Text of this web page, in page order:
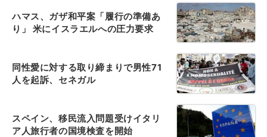
ハマス、ガザ和平案「履行の準備あ
り」 米にイスラエルへの圧力要求
同性愛に対する取り締まりで男性71
人を起訴、セネガル
スペイン、移民流入問題受けイタリ
ア人旅行者の国境検査を開始